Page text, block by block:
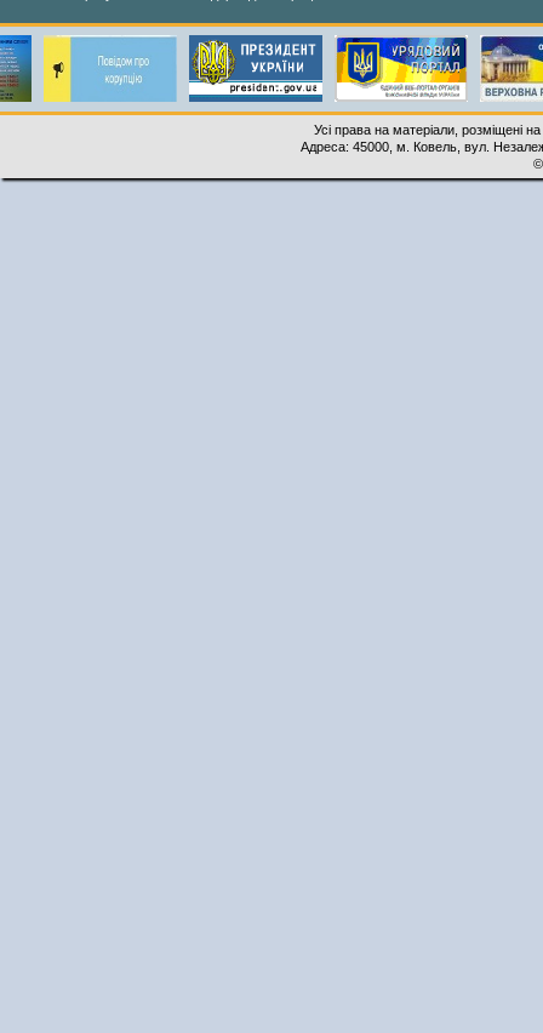
Усі права на матеріали, розміщені
Адреса: 45000, м. Ковель, вул.